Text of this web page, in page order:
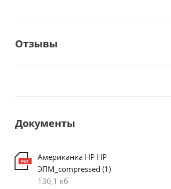
Отзывы
Документы
Американка НР НР
ЭПМ_compressed (1)
130,1 кб